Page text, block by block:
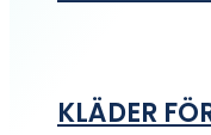
KLÄDER